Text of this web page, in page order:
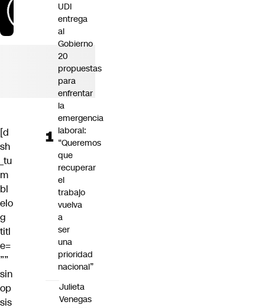
[d
sh
_tu
m
bl
elo
g
titl
e=
””
sin
op
sis
UDI
entrega
al
Gobierno
20
propuestas
para
enfrentar
la
emergencia
laboral:
“Queremos
que
recuperar
el
trabajo
vuelva
a
ser
una
prioridad
nacional”
Julieta
Venegas